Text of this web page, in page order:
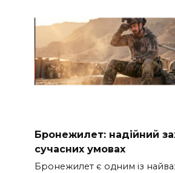
Бронежилет: надійний
сучасних умовах
Бронежилет є одним із